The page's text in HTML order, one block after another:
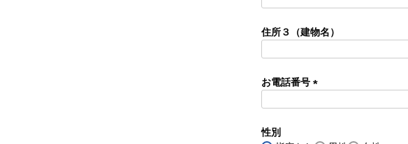
須
)
住所３（建物名）
お電話番号
性別